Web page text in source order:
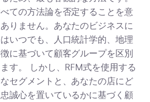
ての方法論を否定することを意
りません。あなたのビジネスに
いつでも、人口統計学的、地理
に基づいて顧客グループを区別
す。 しかし、RFM式を使用する
セグメントと、あなたの店にど
誠心を置いているかに基づく顧